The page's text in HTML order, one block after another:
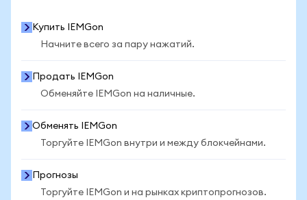
Купить IEMGon
Начните всего за пару нажатий.
Продать IEMGon
Обменяйте IEMGon на наличные.
Обменять IEMGon
Торгуйте IEMGon внутри и между блокчейнами.
Прогнозы
Торгуйте IEMGon и на рынках криптопрогнозов.